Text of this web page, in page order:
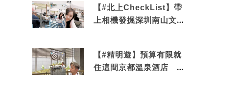
【#北上CheckList】帶
上相機發掘深圳南山文藝
【#精明遊】預算有限就
住這間京都溫泉酒店 車